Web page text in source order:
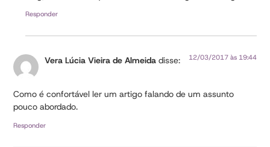
Responder
Vera Lúcia Vieira de Almeida disse: 12/03/2017 às 19:44
Como é confortável ler um artigo falando de um assunto
pouco abordado.
Responder